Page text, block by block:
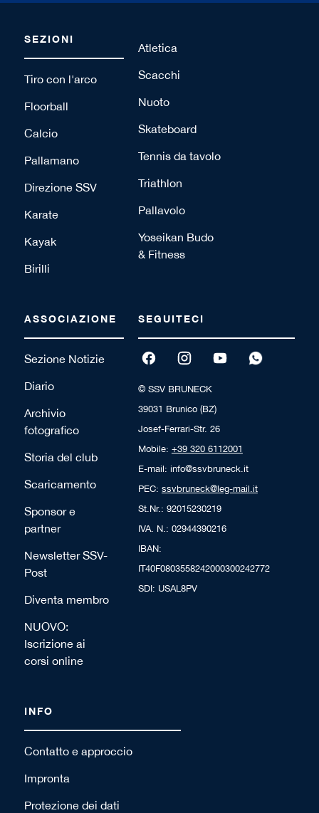
SEZIONI
Tiro con l'arco
Floorball
Calcio
Pallamano
Direzione SSV
Karate
Kayak
Birilli
Atletica
Scacchi
Nuoto
Skateboard
Tennis da tavolo
Triathlon
Pallavolo
Yoseikan Budo
& Fitness
ASSOCIAZIONE
Sezione Notizie
Diario
Archivio
fotografico
Storia del club
Scaricamento
Sponsor e
partner
Newsletter SSV-
Post
Diventa membro
NUOVO:
Iscrizione ai
corsi online
SEGUITECI
© SSV BRUNECK
39031 Brunico (BZ)
Josef-Ferrari-Str. 26
Mobile: +39 320 6112001
E-mail: info@ssvbruneck.it
PEC: ssvbruneck@leg-mail.it
St.Nr.: 92015230219
IVA. N.: 02944390216
IBAN:
IT40F0803558242000300242772
SDI: USAL8PV
INFO
Contatto e approccio
Impronta
Protezione dei dati